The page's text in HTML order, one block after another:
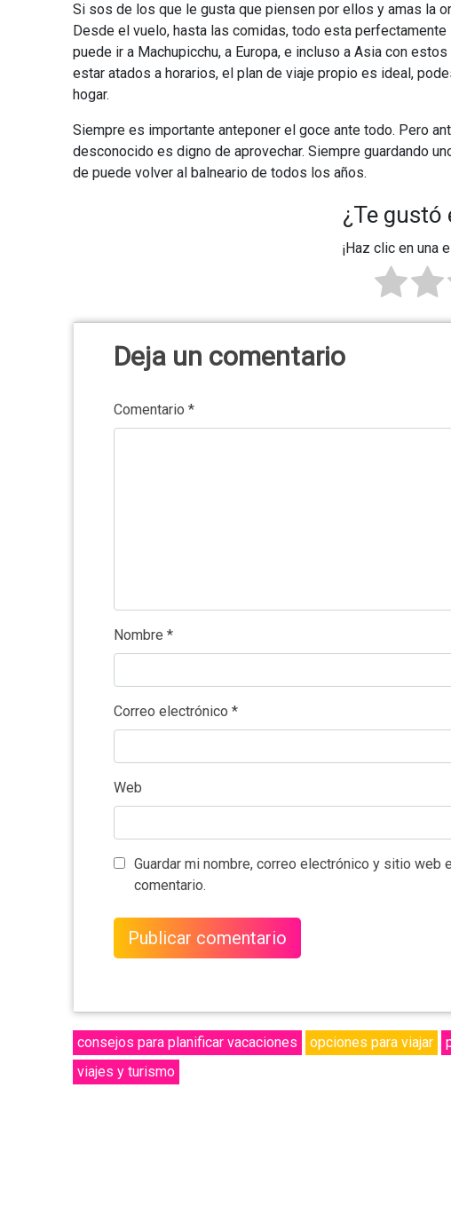
Si sos de los que le gusta que piensen por ellos y amas la
Desde el vuelo, hasta las comidas, todo esta
puede ir a Machupicchu, a Europa, e incluso a Asia con
estar atados a horarios, el plan de viaje propio es ideal,
hogar.
Siempre es importante anteponer el goce ante todo. Pero
desconocido es digno de aprovechar. Siempre guardando
de puede volver al balneario de todos los años.
¿Te gustó
¡Haz clic en una
Deja un comentario
Comentario *
Nombre *
Correo electrónico *
Web
Guardar mi nombre, correo electrónico y sitio web
comentario.
consejos para planificar vacaciones opciones para viajar
viajes y turismo